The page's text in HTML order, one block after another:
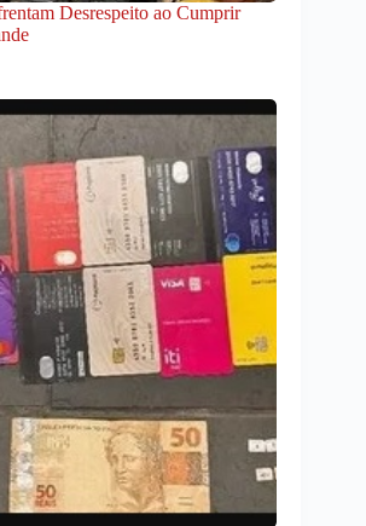
Desrespeito ao Cumprir